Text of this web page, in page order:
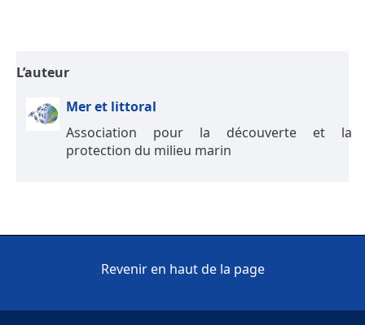
L’auteur
Mer et littoral
Association pour la découverte et la
protection du milieu marin
Revenir en haut de la page